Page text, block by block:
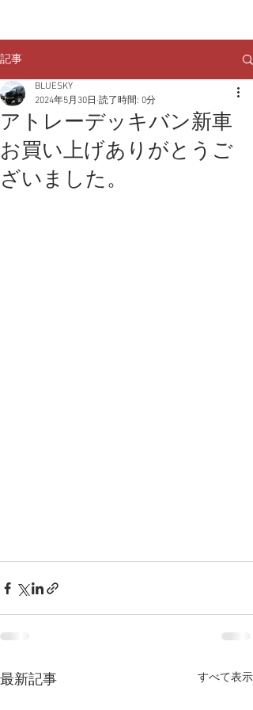
記事
アトレーデッキバン新車
お買い上げありがとうご
ざいました。
BLUESKY
2024年5月30日 読了時間: 0分
最新記事 すべて表示